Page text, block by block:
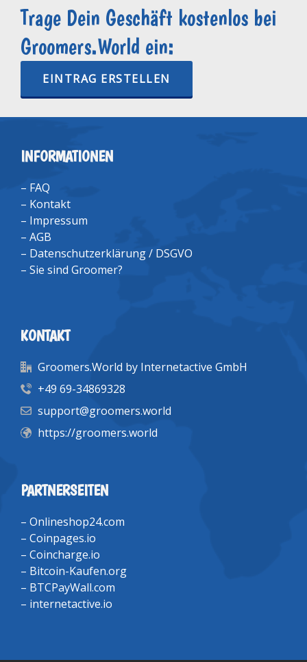
Trage Dein Geschäft kostenlos bei
Groomers.World ein:
EINTRAG ERSTELLEN
INFORMATIONEN
– FAQ
– Kontakt
– Impressum
– AGB
– Datenschutzerklärung / DSGVO
– Sie sind Groomer?
KONTAKT
Groomers.World by Internetactive GmbH
+49 69-34869328
support@groomers.world
https://groomers.world
PARTNERSEITEN
– Onlineshop24.com
– Coinpages.io
– Coincharge.io
– Bitcoin-Kaufen.org
– BTCPayWall.com
– internetactive.io